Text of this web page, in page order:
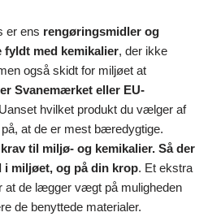
er ens rengøringsmidler og
fyldt med kemikalier, der ikke
også skidt for miljøet at
Svanemærket eller EU-
hvilket produkt du vælger af
at de er mest bæredygtige.
til miljø- og kemikalier. Så der
miljøet, og på din krop. Et ekstra
at de lægger vægt på muligheden
de benyttede materialer.